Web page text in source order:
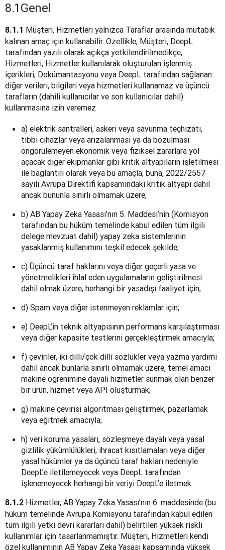
8.1Genel
8.1.1 Müşteri, Hizmetleri yalnızca Taraflar arasında mutabık
kalınan amaç için kullanabilir. Özellikle, Müşteri, DeepL
tarafından yazılı olarak açıkça yetkilendirilmedikçe,
Hizmetleri, Hizmetler kullanılarak oluşturulan işlenmiş
içerikleri, Dokümantasyonu veya DeepL tarafından sağlanan
diğer verileri, bilgileri veya hizmetleri kullanamaz ve üçüncü
tarafların (dahili kullanıcılar ve son kullanıcılar dahil)
kullanmasına izin veremez
a) elektrik santralleri, askeri veya savunma teçhizatı,
tıbbi cihazlar veya arızalanması ya da bozulması
öngörülemeyen ekonomik veya fiziksel zararlara yol
açacak diğer ekipmanlar gibi kritik altyapıların işletilmesi
ile bağlantılı olarak veya bu amaçla; buna, 2022/2557
sayılı Avrupa Direktifi kapsamındaki kritik altyapı dahil
ancak bununla sınırlı olmamak üzere;
b) AB Yapay Zeka Yasası’nın 5. Maddesi’nin (Komisyon
tarafından bu hüküm temelinde kabul edilen tüm ilgili
delege mevzuat dahil) yapay zeka sistemlerinin
yasaklanmış kullanımını teşkil edecek şekilde;
c) Üçüncü taraf haklarını veya diğer geçerli yasa ve
yönetmelikleri ihlal eden uygulamaların geliştirilmesi
dahil olmak üzere, herhangi bir yasadışı faaliyet için;
d) Spam veya diğer istenmeyen reklamlar için;
e) DeepL’in teknik altyapısının performans karşılaştırması
veya diğer kapasite testlerini gerçekleştirmek amacıyla;
f) çeviriler, iki dilli/çok dilli sözlükler veya yazma yardımı
dahil ancak bunlarla sınırlı olmamak üzere, temel amacı
makine öğrenimine dayalı hizmetler sunmak olan benzer
bir ürün, hizmet veya API oluşturmak;
g) makine çevirisi algoritması geliştirmek, pazarlamak
veya eğitmek amacıyla;
h) veri koruma yasaları, sözleşmeye dayalı veya yasal
gizlilik yükümlülükleri, ihracat kısıtlamaları veya diğer
yasal hükümler ya da üçüncü taraf hakları nedeniyle
DeepL’e iletilemeyecek veya DeepL tarafından
işlenemeyecek herhangi bir veriyi DeepL’e iletmek.
8.1.2 Hizmetler, AB Yapay Zeka Yasası’nın 6. maddesinde (bu
hüküm temelinde Avrupa Komisyonu tarafından kabul edilen
tüm ilgili yetki devri kararları dahil) belirtilen yüksek riskli
kullanımlar için tasarlanmamıştır. Müşteri, Hizmetleri kendi
özel kullanımının AB Yapay Zeka Yasası kapsamında yüksek